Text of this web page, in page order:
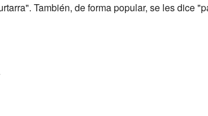
También, de forma popular, se les dice